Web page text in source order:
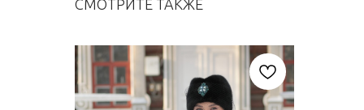
СМОТРИТЕ ТАКЖЕ